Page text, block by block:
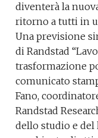
diventerà la
ritorno a tutti in
Una previsione
di Randstad
trasformazione
comunicato
Fano,
Randstad
dello studio e del